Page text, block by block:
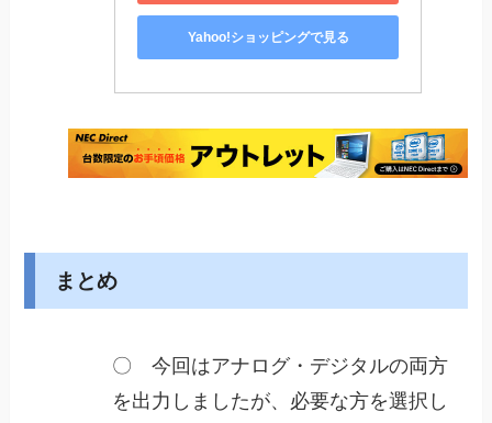
Yahoo!ショッピングで見る
まとめ
〇 今回はアナログ・デジタルの両方
を出力しましたが、必要な方を選択し